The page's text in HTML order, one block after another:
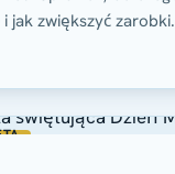
jak zwiększyć zarobki.